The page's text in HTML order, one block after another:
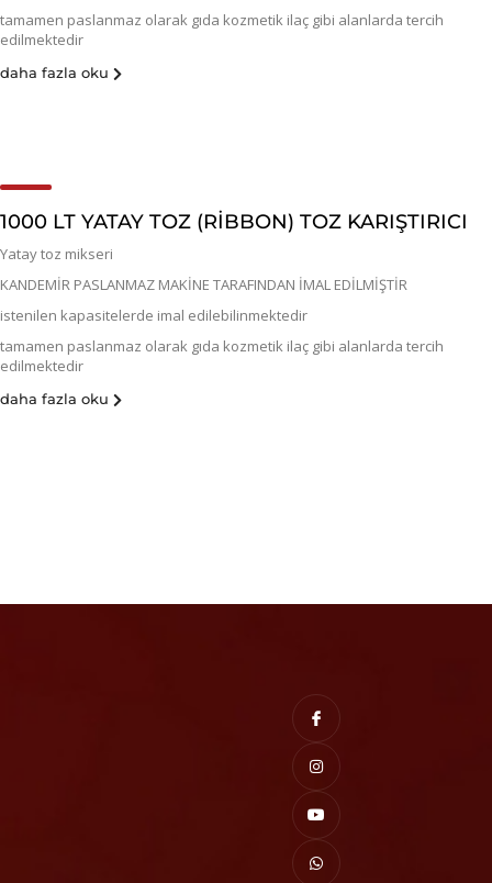
tamamen paslanmaz olarak gıda kozmetik ilaç gibi alanlarda tercih
edilmektedir
daha fazla oku
1000 LT YATAY TOZ (RİBBON) TOZ KARIŞTIRICI
Yatay toz mikseri
KANDEMİR PASLANMAZ MAKİNE TARAFINDAN İMAL EDİLMİŞTİR
istenilen kapasitelerde imal edilebilinmektedir
tamamen paslanmaz olarak gıda kozmetik ilaç gibi alanlarda tercih
edilmektedir
daha fazla oku